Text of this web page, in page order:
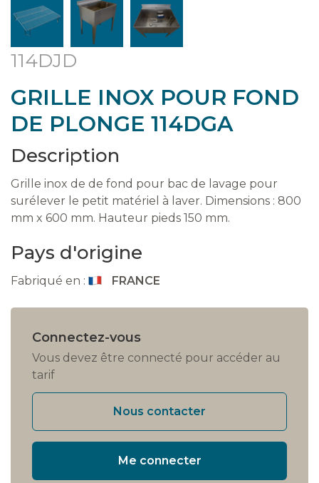
114DJD
GRILLE INOX POUR FOND
DE PLONGE 114DGA
Description
Grille inox de de fond pour bac de lavage pour
surélever le petit matériel à laver. Dimensions : 800
mm x 600 mm. Hauteur pieds 150 mm.
Pays d'origine
Fabriqué en : FRANCE
Connectez-vous
Vous devez être connecté pour accéder au
tarif
Nous contacter
Me connecter